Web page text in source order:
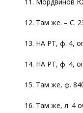
12. Там же. – С.
13. НА РТ, ф. 4,
14. НА РТ, ф. 4,
15. Там же, ф.
16. Там же, л. 4